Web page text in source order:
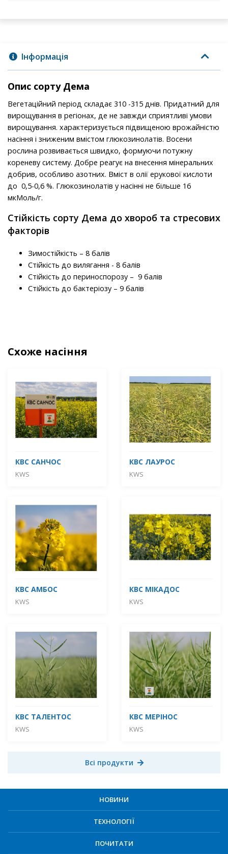
Інформація
Опис сорту Дема
Вегетаційний період складає 310 -315 днів. Придатний для
вирощування в регіонах, де не завжди сприятливі умови
вирощування. характеризується підвищеною врожайністю
насіння і зниженим вмістом глюкозинолатів. Восени
рослина розвивається швидко, формуючи потужну
кореневу систему. Добре реагує на внесення мінеральних
добрив, особливо азотних. Вміст в олії ерукової кислоти
до 0,5-0,6 %. Глюкозинолатів у насінні не більше 16
мкМоль/г.
Стійкість сорту Дема до хвороб та стресових
факторів
Зимостійкість – 8 балів
Стійкість до вилягання - 8 балів
Стійкість до периноспорозу – 9 балів
Стійкість до бактеріозу – 9 балів
Схоже насіння
КВС САНЧОС
KWS
КВС ЛАУРОС
KWS
КВС АМБОС
KWS
КВС МІКАДОС
KWS
КВС ТАЛЕНТОС
KWS
КВС МЕРІНОС
KWS
Всі продукти
НОВИНИ
ТЕХНОЛОГІЇ
ПОЧИТАТИ